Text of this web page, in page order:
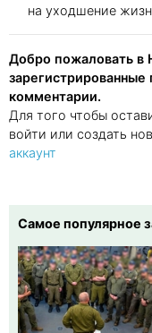
на уходшение
Добро пожаловать в
зарегистрированные
комментарии.
Для того чтобы
войти или создать
аккаунт
Самое популярное